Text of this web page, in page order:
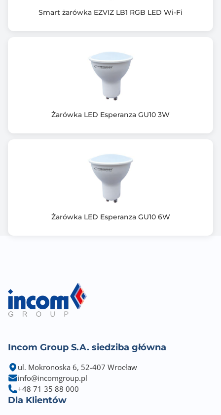
Smart żarówka EZVIZ LB1 RGB LED Wi-Fi
Żarówka LED Esperanza GU10 3W
Żarówka LED Esperanza GU10 6W
Incom Group S.A. siedziba główna
ul. Mokronoska 6, 52-407 Wrocław
info@incomgroup.pl
+48 71 35 88 000
Dla Klientów